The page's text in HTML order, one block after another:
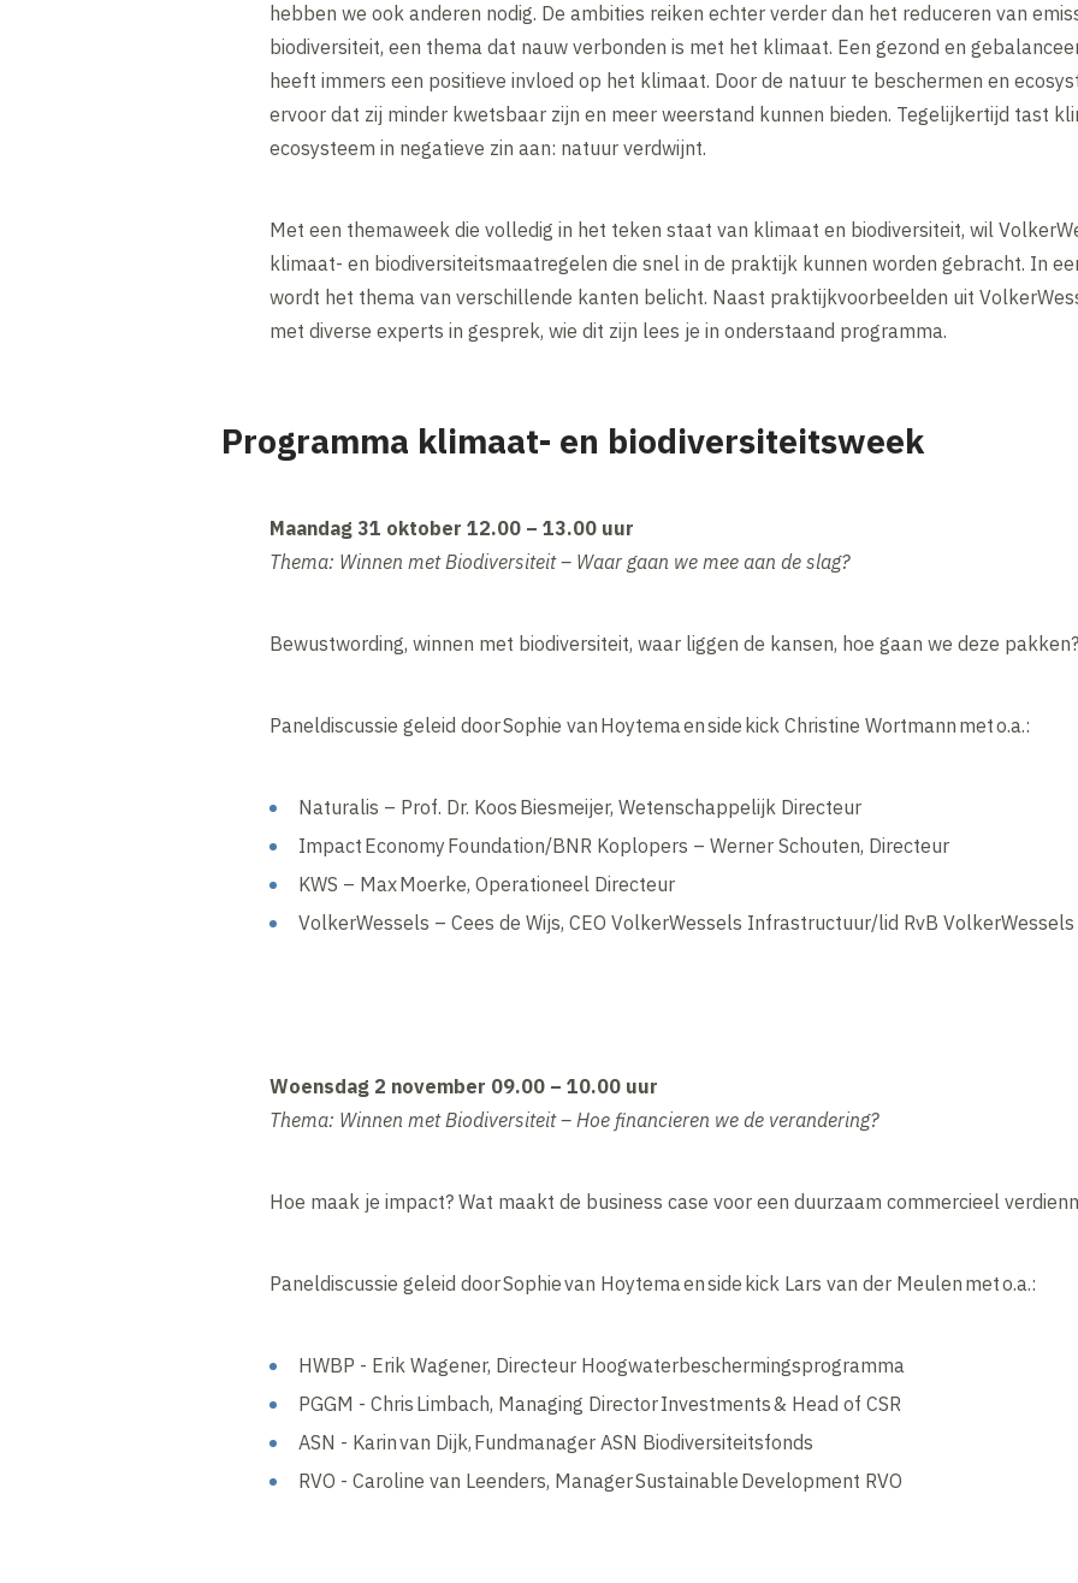
hebben we ook anderen nodig. De ambities reiken echter verder dan het reduceren van
biodiversiteit, een thema dat nauw verbonden is met het klimaat. Een gezond en
heeft immers een positieve invloed op het klimaat. Door de natuur te beschermen en
ervoor dat zij minder kwetsbaar zijn en meer weerstand kunnen bieden. Tegelijkertijd tast
ecosysteem in negatieve zin aan: natuur verdwijnt.
Met een themaweek die volledig in het teken staat van klimaat en biodiversiteit, wil
klimaat- en biodiversiteitsmaatregelen die snel in de praktijk kunnen worden gebracht. In
wordt het thema van verschillende kanten belicht. Naast praktijkvoorbeelden uit
met diverse experts in gesprek, wie dit zijn lees je in onderstaand programma.
Programma klimaat- en biodiversiteitsweek
Maandag 31 oktober 12.00 – 13.00 uur ​
Thema: Winnen met Biodiversiteit – Waar gaan we mee aan de slag? ​
Bewustwording, winnen met biodiversiteit, waar liggen de kansen, hoe gaan we deze
Paneldiscussie geleid door Sophie van Hoytema en side kick Christine Wortmann met o.a.: ​
Naturalis – Prof. Dr. Koos Biesmeijer, Wetenschappelijk Directeur ​
Impact Economy Foundation/BNR Koplopers – Werner Schouten, Directeur ​
KWS – Max Moerke, Operationeel Directeur ​
VolkerWessels – Cees de Wijs, CEO VolkerWessels Infrastructuur/lid RvB
​Woensdag 2 november 09.00 – 10.00 uur​
Thema: Winnen met Biodiversiteit – Hoe financieren we de verandering?​
Hoe maak je impact? Wat maakt de business case voor een duurzaam commercieel
Paneldiscussie geleid door Sophie van Hoytema en side kick Lars van der Meulen met o.a.: ​
HWBP - Erik Wagener, Directeur Hoogwaterbeschermingsprogramma ​
PGGM - Chris Limbach, Managing Director Investments & Head of CSR ​
ASN - Karin van Dijk, Fundmanager ASN Biodiversiteitsfonds​
RVO - Caroline van Leenders, Manager Sustainable Development RVO ​